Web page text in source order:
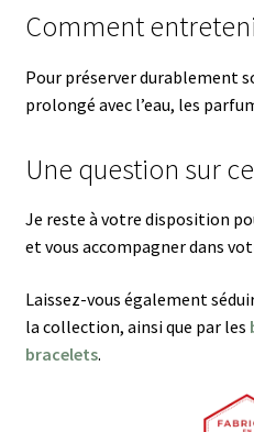
Comment
Pour préserver durablement
prolongé avec l’eau, les
Une question sur
Je reste à votre disposition
et vous accompagner dans
Laissez-vous également
la collection, ainsi que par les
bracelets.